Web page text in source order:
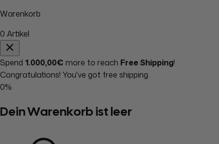
Warenkorb
0 Artikel
Spend 1.000,00€ more to reach Free Shipping!
Congratulations! You've got free shipping.
0%
Dein Warenkorb ist leer